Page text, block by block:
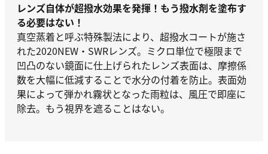
レンズ自体が超撥水効果を発揮！もう撥水剤を塗布す
る必要はない！
真空蒸着と呼ぶ特殊製法により、超撥水コートが施さ
れた2020NEW・SWRレンズ。ミクロ単位で極限まで
凹凸のない鏡面に仕上げられたレンズ表面は、摩擦係
数を大幅に低減することで水分の付着を防止。表面効
果によって弾かれ霧状となった雨粒は、風圧で即座に
除去。もう視界を遮ることはない。